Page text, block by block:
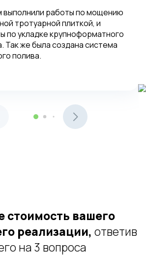
выполнили работы по мощению
тротуарной плиткой, и
по укладке крупноформатного
Так же была создана система
полива.
стоимость вашего
реализации, ответив
на 3 вопроса